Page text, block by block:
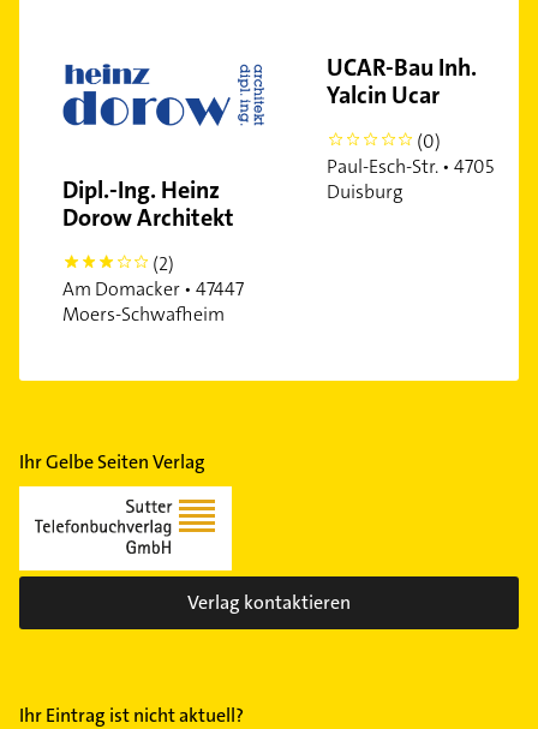
Dipl.-Ing. Heinz
Dorow Architekt
3
(2)
Am Domacker • 47447
Moers-Schwafheim
UCAR-Bau Inh.
Yalcin Ucar
0
(0)
Paul-Esch-Str. • 47053
Duisburg
Ihr Gelbe Seiten Verlag
Verlag kontaktieren
Ihr Eintrag ist nicht aktuell?